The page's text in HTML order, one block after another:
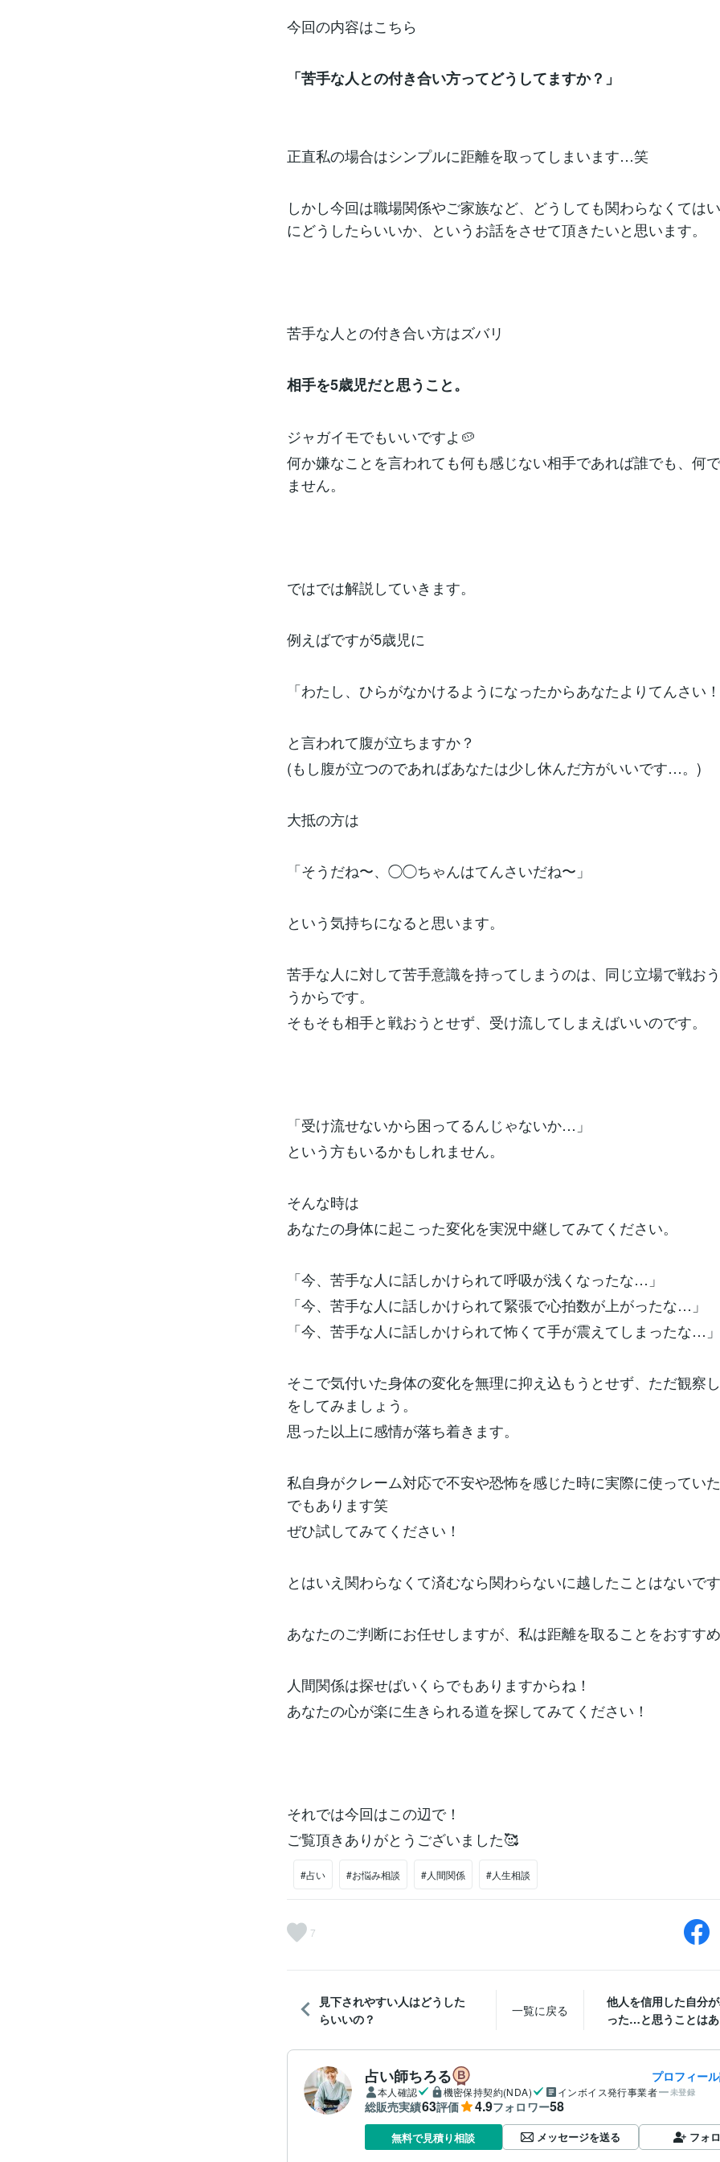
今回の内容はこちら
「苦手な人との付き合い方ってどうしてますか？」
正直私の場合はシンプルに距離を取ってしまいます…笑
しかし今回は職場関係やご家族など、どうしても関わらなくては
にどうしたらいいか、というお話をさせて頂きたいと思います。
苦手な人との付き合い方はズバリ
相手を5歳児だと思うこと。
ジャガイモでもいいですよ🥔
何か嫌なことを言われても何も感じない相手であれば誰でも、何
ません。
ではでは解説していきます。
例えばですが5歳児に
「わたし、ひらがなかけるようになったからあなたよりてんさい！
と言われて腹が立ちますか？
(もし腹が立つのであればあなたは少し休んだ方がいいです…。)
大抵の方は
「そうだね〜、◯◯ちゃんはてんさいだね〜」
という気持ちになると思います。
苦手な人に対して苦手意識を持ってしまうのは、同じ立場で戦お
うからです。
そもそも相手と戦おうとせず、受け流してしまえばいいのです。
「受け流せないから困ってるんじゃないか…」
という方もいるかもしれません。
そんな時は
あなたの身体に起こった変化を実況中継してみてください。
「今、苦手な人に話しかけられて呼吸が浅くなったな…」
「今、苦手な人に話しかけられて緊張で心拍数が上がったな…」
「今、苦手な人に話しかけられて怖くて手が震えてしまったな…」
そこで気付いた身体の変化を無理に抑え込もうとせず、ただ観察
をしてみましょう。
思った以上に感情が落ち着きます。
私自身がクレーム対応で不安や恐怖を感じた時に実際に使ってい
でもあります笑
ぜひ試してみてください！
とはいえ関わらなくて済むなら関わらないに越したことはないです
あなたのご判断にお任せしますが、私は距離を取ることをおすすめ
人間関係は探せばいくらでもありますからね！
あなたの心が楽に生きられる道を探してみてください！
それでは今回はこの辺で！
ご覧頂きありがとうございました🥰
#占い #お悩み相談 #人間関係 #人生相談
7
見下されやすい人はどうした
らいいの？
一覧に戻る
他人を信用した自分
った…と思うことは
占い師ちろる プロフィー
本人確認 機密保持契約(NDA) インボイス発行事業者 未登録
総販売実績63評価 4.9フォロワー58
無料で見積り相談 メッセージを送る フォ